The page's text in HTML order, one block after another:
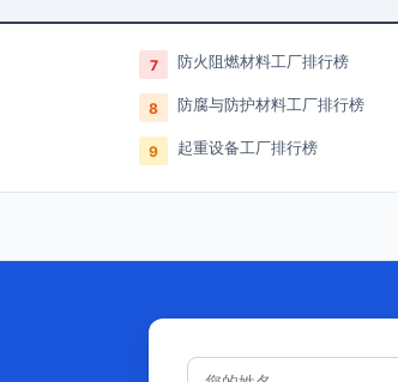
7 防火阻燃材料工厂排行榜
8 防腐与防护材料工厂排行榜
9 起重设备工厂排行榜